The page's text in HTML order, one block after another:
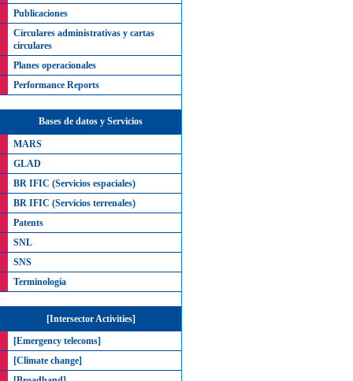
Publicaciones
Circulares administrativas y cartas
circulares
Planes operacionales
Performance Reports
Bases de datos y Servicios
MARS
GLAD
BR IFIC (Servicios espaciales)
BR IFIC (Servicios terrenales)
Patents
SNL
SNS
Terminología
[Intersector Activities]
[Emergency telecoms]
[Climate change]